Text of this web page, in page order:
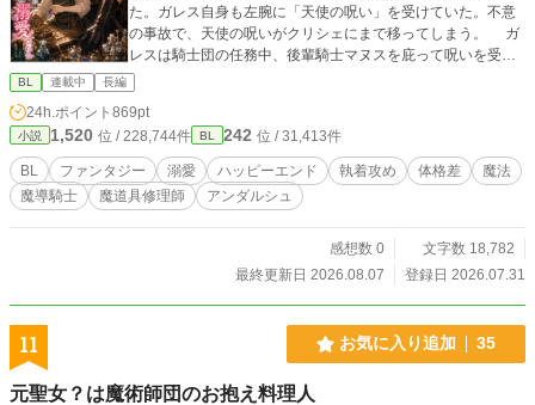
た。ガレス自身も左腕に「天使の呪い」を受けていた。不意
の事故で、天使の呪いがクリシェにまで移ってしまう。 ガ
レスは騎士団の任務中、後輩騎士マヌスを庇って呪いを受
け、左腕を負傷していた。この先も騎士として命を奪いので
はなく、誰かの役に立つ仕事を望み、クリシェの店で働きた
いと申し出る。天使の呪いは二人一緒に解かねばならない。
クリシェは渋々ながらガレスを従業員として受け入れた。
修理の仕事を通して互いを理解し合う二人。 二人は徐々に
惹かれ合い、やがて隣にいるのが当たり前の存在になってい
く。 ――苦手から始まる溺愛じれきゅんラブ。
BL 連載中 長編
24h.ポイント 869pt
小説 1,520 位 / 228,744件 BL 242 位 / 31,413件
BL ファンタジー 溺愛 ハッピーエンド 執着攻め 体格差
魔法
魔導騎士
魔道具修理師 アンダルシュ
感想数 0
文字数 18,782
最終更新日 2026.08.07
登録日 2026.07.31
11 お気に入り追加 35
元聖女？は魔術師団のお抱え料理人